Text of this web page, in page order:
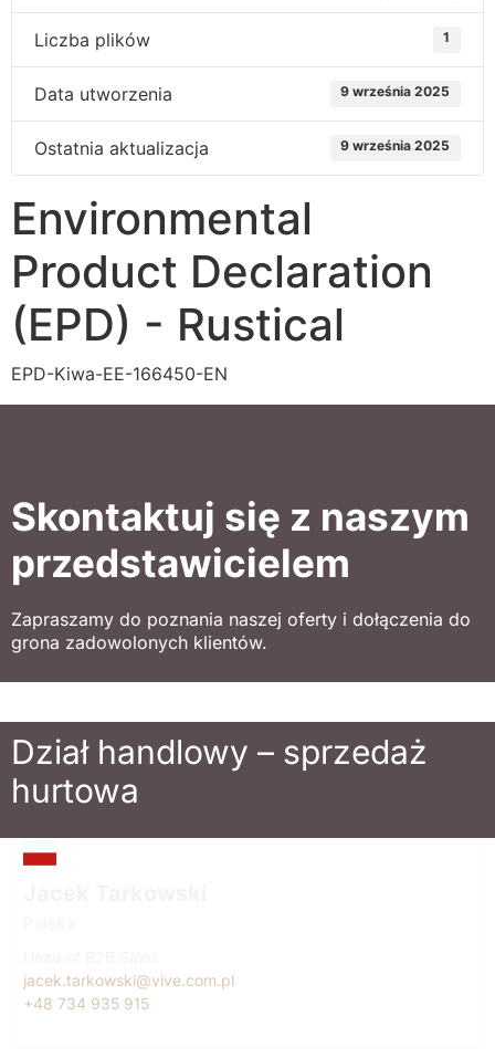
Liczba plików 1
Data utworzenia 9 września 2025
Ostatnia aktualizacja 9 września 2025
Environmental
Product Declaration
(EPD) - Rustical
EPD-Kiwa-EE-166450-EN
Skontaktuj się z naszym
przedstawicielem
Zapraszamy do poznania naszej oferty i dołączenia do
grona zadowolonych klientów.
Dział handlowy – sprzedaż
hurtowa
jacek.tarkowski@vive.com.pl
+48 734 935 915